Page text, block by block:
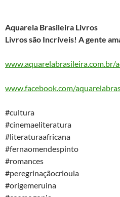
Aquarela Brasileira Livros
Livros são Incríveis! A gente
www.facebook.com/
#cultura​
#cinemaeliteratura​
#literaturaafricana​
#fernaomendespinto​
#romances​
#peregrinaçãocrioula​
#origemeruina​